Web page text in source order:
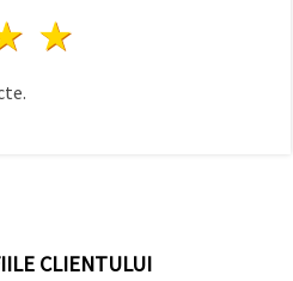
4 stele
stele
CLIENTULUI